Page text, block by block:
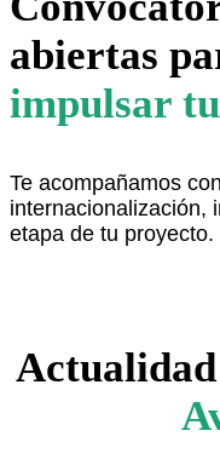
abiertas
impulsar
Te acompañamos
internacionalización,
etapa de tu proyecto.